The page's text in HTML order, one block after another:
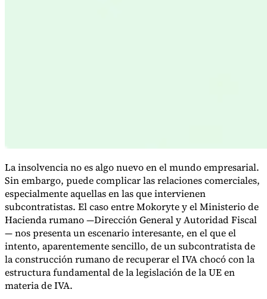
La insolvencia no es algo nuevo en el mundo empresarial.
Sin embargo, puede complicar las relaciones comerciales,
especialmente aquellas en las que intervienen
subcontratistas. El caso entre Mokoryte y el Ministerio de
Hacienda rumano —Dirección General y Autoridad Fiscal
— nos presenta un escenario interesante, en el que el
intento, aparentemente sencillo, de un subcontratista de
la construcción rumano de recuperar el IVA chocó con la
estructura fundamental de la legislación de la UE en
materia de IVA.